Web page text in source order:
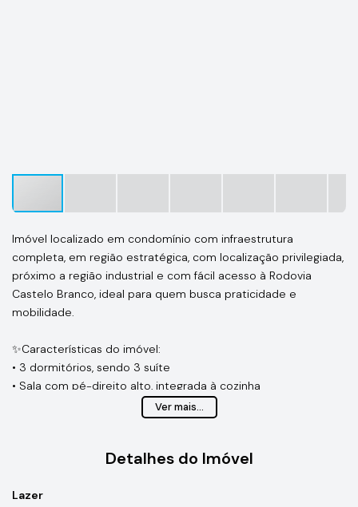
Imóvel localizado em condomínio com infraestrutura
completa, em região estratégica, com localização privilegiada,
próximo a região industrial e com fácil acesso à Rodovia
Castelo Branco, ideal para quem busca praticidade e
mobilidade.
✨Características do imóvel:
• 3 dormitórios, sendo 3 suíte
• Sala com pé-direito alto, integrada à cozinha
• Sistema de energia fotovoltaica
• Área de serviço funcional
• Piscina
Ver mais...
Detalhes do Imóvel
Lazer